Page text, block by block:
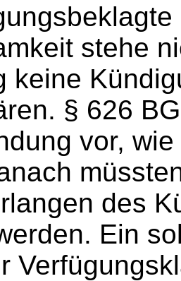
stehe
keine
§ 626
vor,
des
Ein